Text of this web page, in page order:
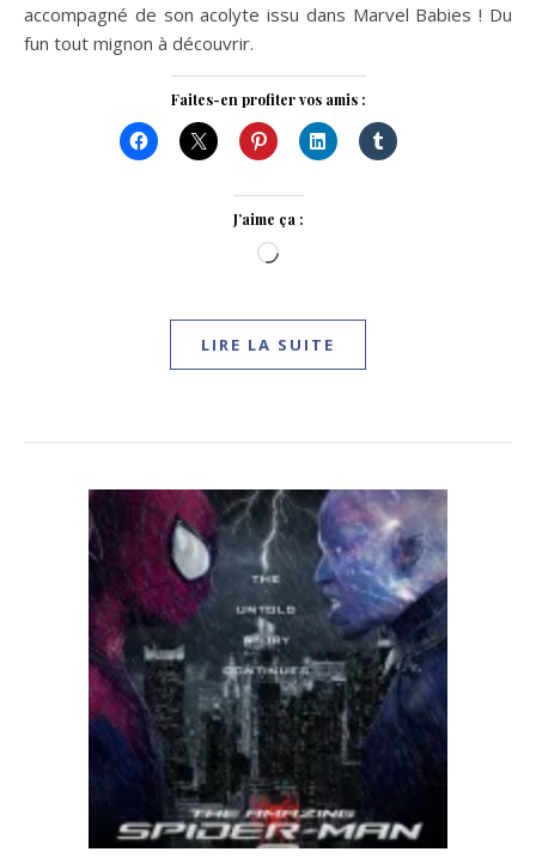
accompagné de son acolyte issu dans Marvel Babies ! Du
fun tout mignon à découvrir.
Faites-en profiter vos amis :
J’aime ça :
Chargement…
LIRE LA SUITE